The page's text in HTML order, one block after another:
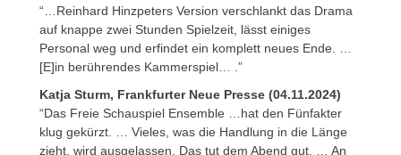
“…Reinhard Hinzpeters Version verschlankt das Drama
auf knappe zwei Stunden Spielzeit, lässt einiges
Personal weg und erfindet ein komplett neues Ende. …
[E]in berührendes Kammerspiel… .”
Katja Sturm, Frankfurter Neue Presse (04.11.2024)
“Das Freie Schauspiel Ensemble …hat den Fünfakter
klug gekürzt. … Vieles, was die Handlung in die Länge
zieht, wird ausgelassen. Das tut dem Abend gut. … An